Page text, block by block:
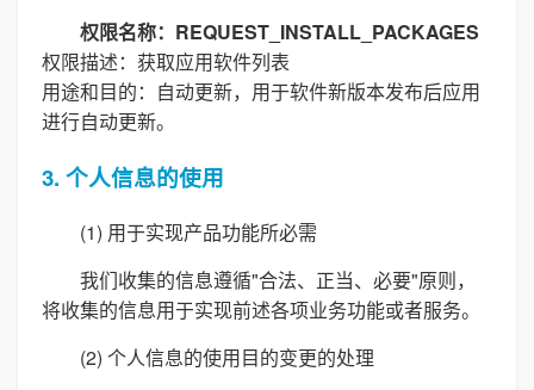
权限名称：REQUEST_INSTALL_PACKAGES
权限描述：获取应用软件列表
用途和目的：自动更新，用于软件新版本发布后应用
进行自动更新。
3. 个人信息的使用
(1) 用于实现产品功能所必需
我们收集的信息遵循"合法、正当、必要"原则，
将收集的信息用于实现前述各项业务功能或者服务。
(2) 个人信息的使用目的变更的处理